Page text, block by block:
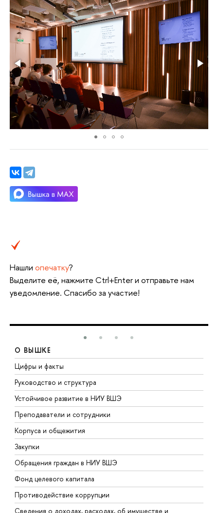
Нашли опечатку?
Выделите её, нажмите Ctrl+Enter и отправьте нам
уведомление. Спасибо за участие!
О ВЫШКЕ
Цифры и факты
Руководство и структура
Устойчивое развитие в НИУ ВШЭ
Преподаватели и сотрудники
Корпуса и общежития
Закупки
Обращения граждан в НИУ ВШЭ
Фонд целевого капитала
Противодействие коррупции
Сведения о доходах, расходах, об имуществе и